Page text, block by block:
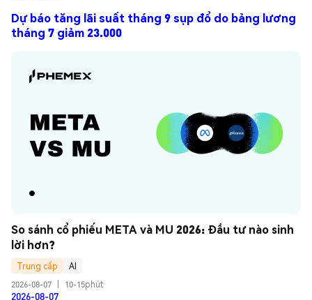
Dự báo tăng lãi suất tháng 9 sụp đổ do bảng lương
tháng 7 giảm 23.000
So sánh cổ phiếu META và MU 2026: Đầu tư nào sinh
lời hơn?
Trung cấp
AI
2026-08-07
10-15phút
2026-08-07